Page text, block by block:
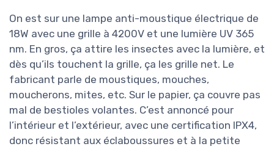
On est sur une lampe anti-moustique électrique de
18W avec une grille à 4200V et une lumière UV 365
nm. En gros, ça attire les insectes avec la lumière, et
dès qu’ils touchent la grille, ça les grille net. Le
fabricant parle de moustiques, mouches,
moucherons, mites, etc. Sur le papier, ça couvre pas
mal de bestioles volantes. C’est annoncé pour
l’intérieur et l’extérieur, avec une certification IPX4,
donc résistant aux éclaboussures et à la petite